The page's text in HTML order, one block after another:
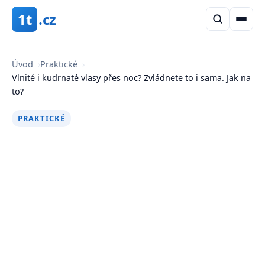
1t .cz
Úvod ›Praktické ›
Vlnité i kudrnaté vlasy přes noc? Zvládnete to i sama. Jak na
to?
PRAKTICKÉ